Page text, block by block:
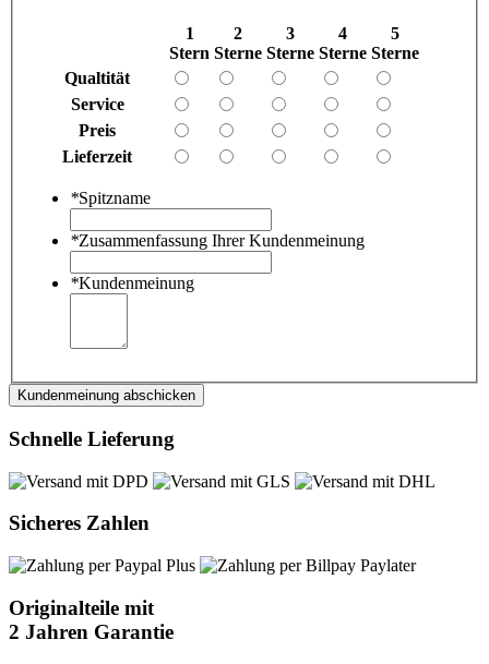
1
Stern
2
Sterne
3
Sterne
4
Sterne
5
Sterne
Qualtität
Service
Preis
Lieferzeit
*Spitzname
*Zusammenfassung Ihrer Kundenmeinung
*Kundenmeinung
Kundenmeinung abschicken
Schnelle Lieferung
Sicheres Zahlen
Originalteile mit
2 Jahren Garantie